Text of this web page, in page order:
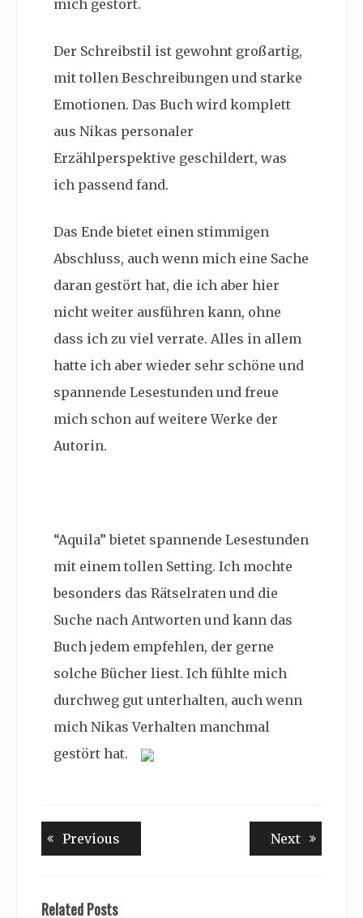
mich gestört.
Der Schreibstil ist gewohnt großartig,
mit tollen Beschreibungen und starke
Emotionen. Das Buch wird komplett
aus Nikas personaler
Erzählperspektive geschildert, was
ich passend fand.
Das Ende bietet einen stimmigen
Abschluss, auch wenn mich eine Sache
daran gestört hat, die ich aber hier
nicht weiter ausführen kann, ohne
dass ich zu viel verrate. Alles in allem
hatte ich aber wieder sehr schöne und
spannende Lesestunden und freue
mich schon auf weitere Werke der
Autorin.
“Aquila” bietet spannende Lesestunden
mit einem tollen Setting. Ich mochte
besonders das Rätselraten und die
Suche nach Antworten und kann das
Buch jedem empfehlen, der gerne
solche Bücher liest. Ich fühlte mich
durchweg gut unterhalten, auch wenn
mich Nikas Verhalten manchmal
gestört hat.
Beitragsnavigation
Previous NextNext
Related Posts